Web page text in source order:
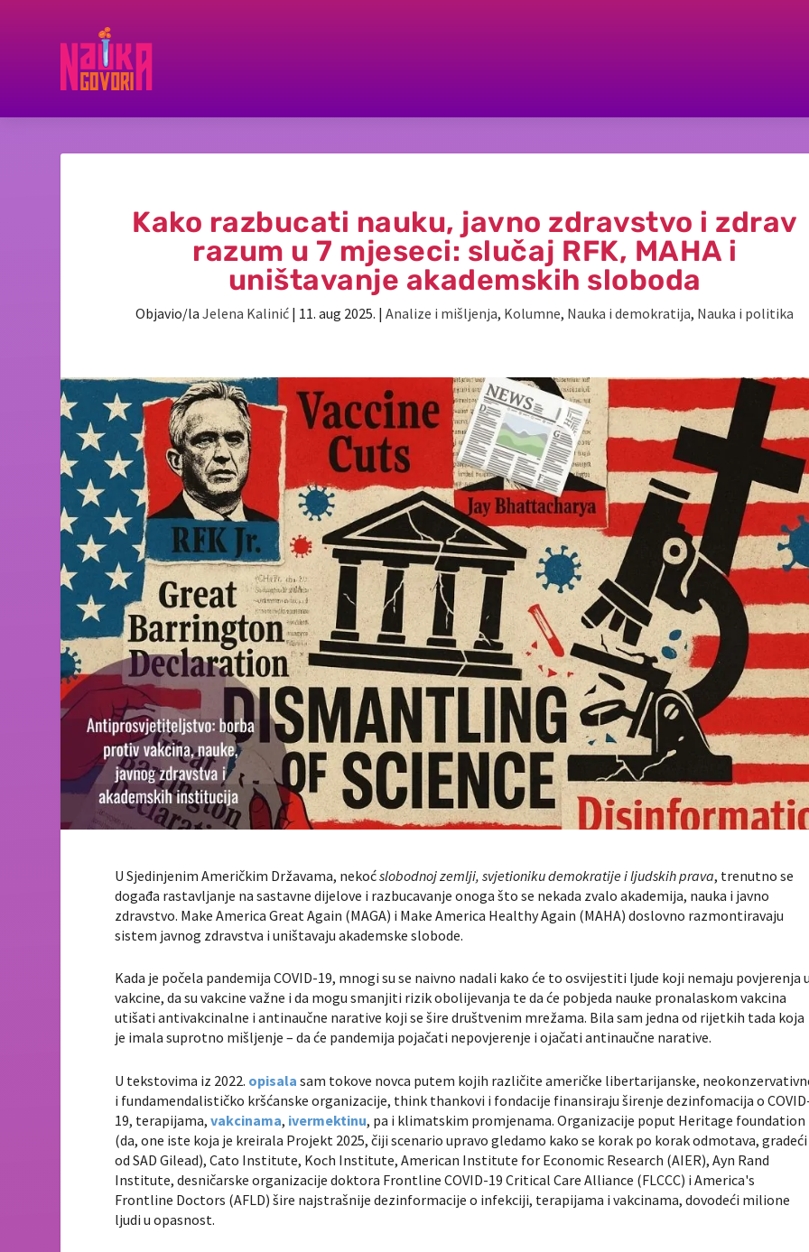
Kako razbucati nauku, javno zdravstvo i zdrav
razum u 7 mjeseci: slučaj RFK, MAHA i
uništavanje akademskih sloboda
Objavio/laJelena Kalinić | 11. aug 2025. |Analize i mišljenja, Kolumne, Nauka i demokratija, Nauka i politika
U Sjedinjenim Američkim Državama, nekoćslobodnoj zemlji, svjetioniku demokratije i ljudskih prava, trenutno se
događa rastavljanje na sastavne dijelove i razbucavanje onoga što se nekada zvalo akademija, nauka i javno
zdravstvo. Make America Great Again (MAGA) i Make America Healthy Again (MAHA) doslovno razmontiravaju
sistem javnog zdravstva i uništavaju akademske slobode.
Kada je počela pandemija COVID-19, mnogi su se naivno nadali kako će to osvijestiti ljude koji nemaju povjerenja
vakcine, da su vakcine važne i da mogu smanjiti rizik obolijevanja te da će pobjeda nauke pronalaskom vakcina
utišati antivakcinalne i antinaučne narative koji se šire društvenim mrežama. Bila sam jedna od rijetkih tada koja
je imala suprotno mišljenje – da će pandemija pojačati nepovjerenje i ojačati antinaučne narative.
U tekstovima iz 2022. opisala sam tokove novca putem kojih različite američke libertarijanske,
i fundamendalističko kršćanske organizacije, think thankovi i fondacije finansiraju širenje dezinfomacija o
19, terapijama,vakcinama, ivermektinu, pa i klimatskim promjenama. Organizacije poput Heritage foundation
(da, one iste koja je kreirala Projekt 2025, čiji scenario upravo gledamo kako se korak po korak odmotava, gradeći
od SAD Gilead), Cato Institute, Koch Institute, American Institute for Economic Research (AIER), Ayn Rand
Institute, desničarske organizacije doktora Frontline COVID-19 Critical Care Alliance (FLCCC) i America's
Frontline Doctors (AFLD) šire najstrašnije dezinformacije o infekciji, terapijama i vakcinama, dovodeći milione
ljudi u opasnost.